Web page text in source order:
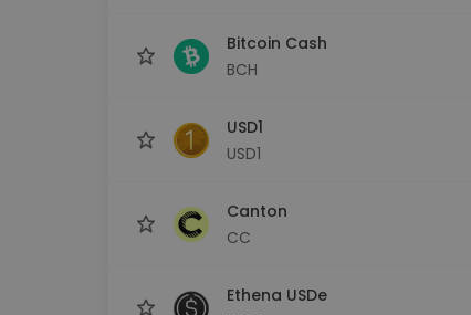
Bitcoin Cash
BCH
USD1
USD1
Canton
CC
Ethena USDe